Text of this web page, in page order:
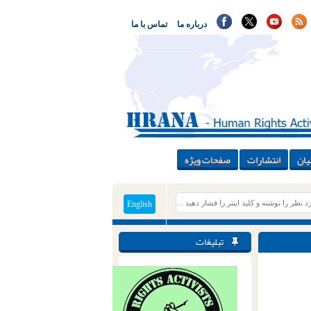
تماس با ما درباره ما
انتشارات صفحات ویژه
English
تبلیغات